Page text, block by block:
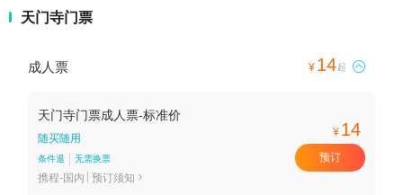
天门寺门票
成人票 ¥ 14起 
天门寺门票成人票-标准价
随买随用
条件退 无需换票
携程-国内 预订须知 
¥ 14
预订